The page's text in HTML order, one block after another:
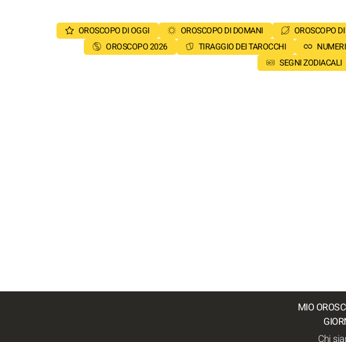
OROSCOPO DI OGGI OROSCOPO DI DOMANI OROSCOPO
OROSCOPO 2026
TIRAGGIO DEI TAROCCHI
SEGNI ZODIACALI
MIO
Chi